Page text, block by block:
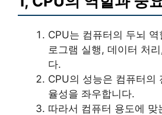
CPU는 컴퓨터의 두뇌
로그램 실행, 데이터 처
다.
CPU의 성능은 컴퓨터의
율성을 좌우합니다.
따라서 컴퓨터 용도에 맞